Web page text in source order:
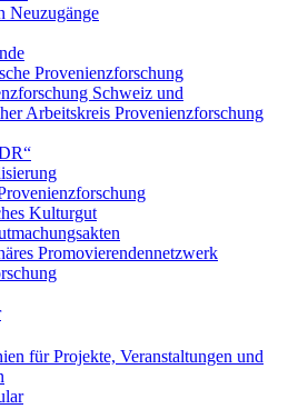
Neuzugänge
Provenienzforschung
Schweiz und
Arbeitskreis Provenienzforschung
Kulturgut
Promovierendennetzwerk
für Projekte, Veranstaltungen und